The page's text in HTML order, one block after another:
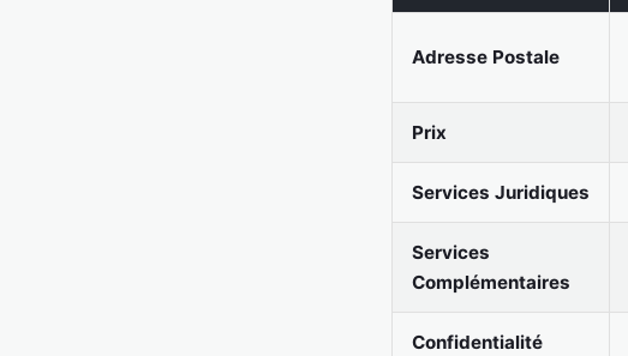
Adresse Postale
Prix
Services Juridiques
Services
Complémentaires
Confidentialité